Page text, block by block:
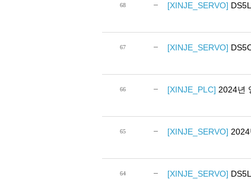
68 [XINJE_SERVO]
67 [XINJE_SERVO]
66 [XINJE_PLC] 2024년
65 [XINJE_SERVO]
64 [XINJE_SERVO]